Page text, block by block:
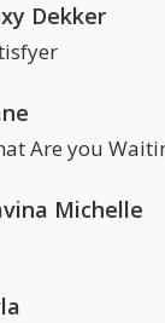
Dekker
Are you
Michelle